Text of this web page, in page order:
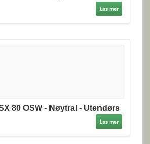
Les mer
80 OSW - Nøytral - Utendørs
Les mer